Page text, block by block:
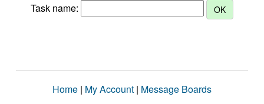
Task name:
Home | My Account | Message Boards